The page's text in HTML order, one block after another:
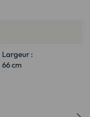
Largeur :
66 cm